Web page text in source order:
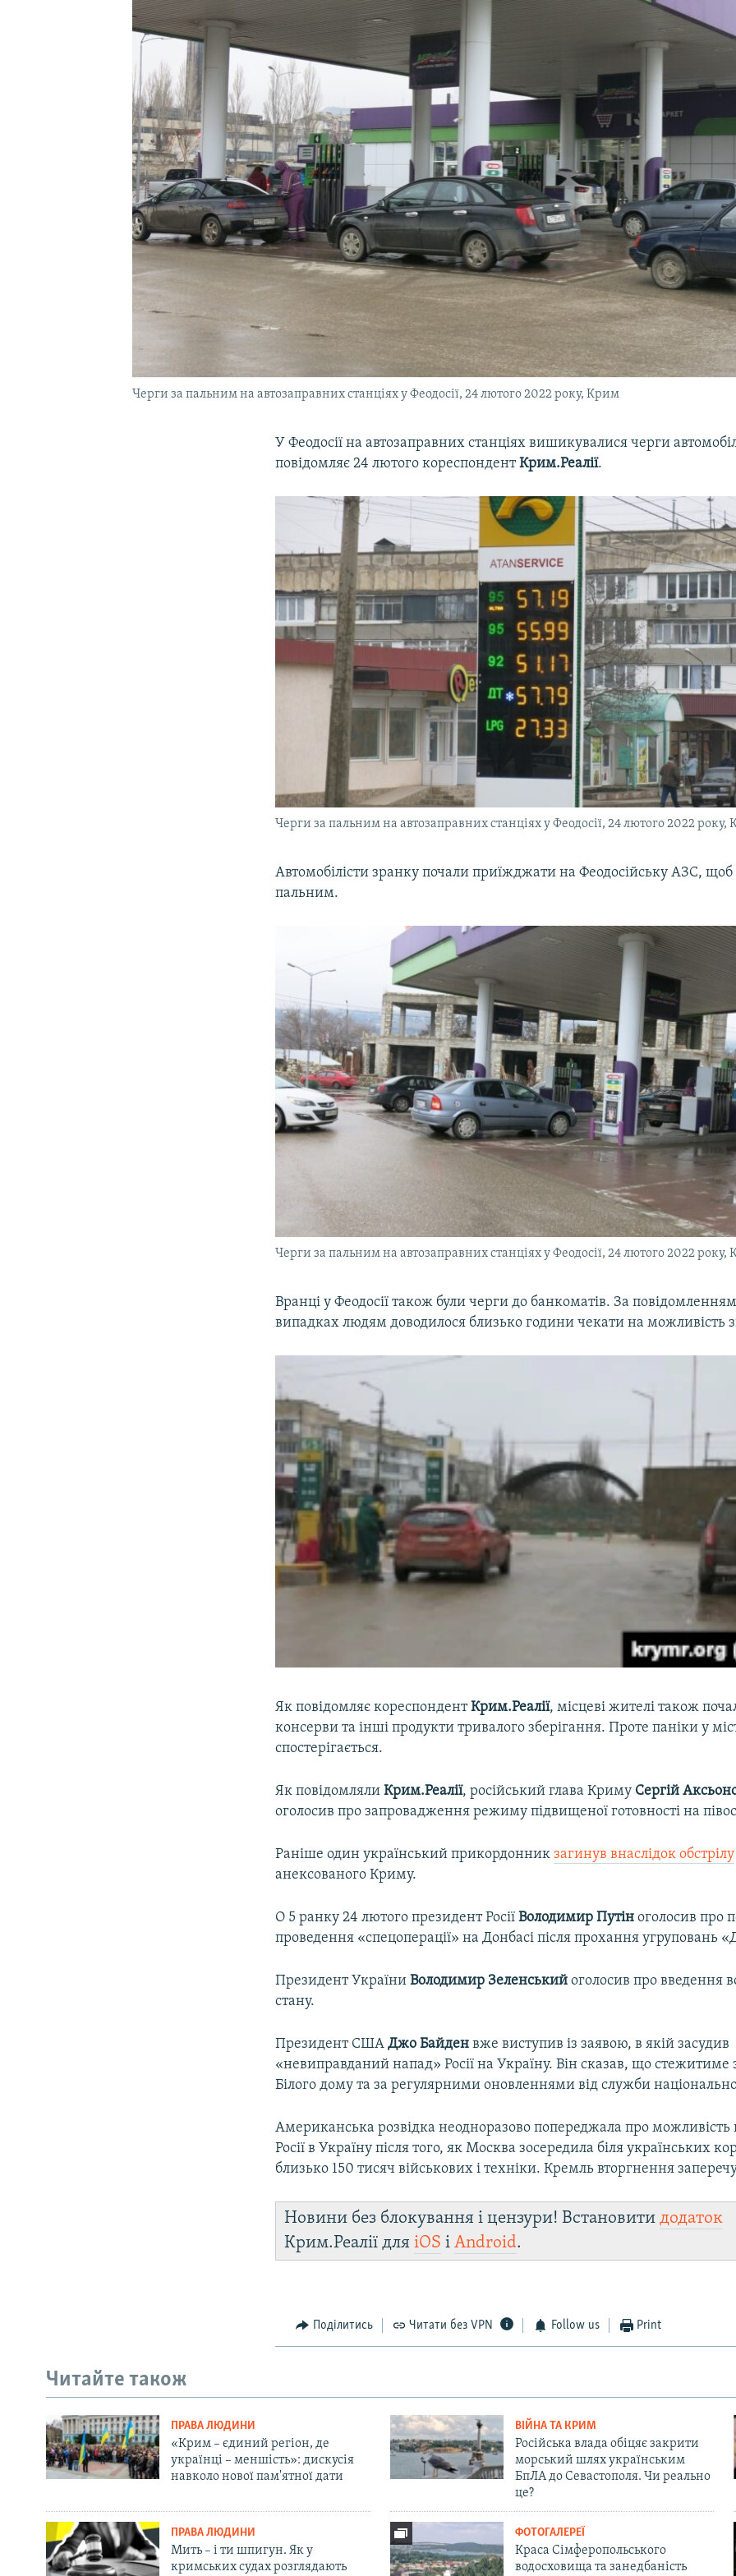
УКРАЇНСЬКА ПРОБЛЕМА КРИМУ
Черги за пальним на автозаправних станціях у Феодосії, 24 лютого 2022 року, Крим
У Феодосії на автозаправних станціях вишикувалися черги
повідомляє 24 лютого кореспондентКрим.Реалії.
Черги за пальним на автозаправних станціях у Феодосії, 24 лютого 2022 року,
Автомобілісти зранку почали приїжджати на Феодосійську АЗС, щоб
пальним.
Черги за пальним на автозаправних станціях у Феодосії, 24 лютого 2022 року,
Вранці у Феодосії також були черги до банкоматів. За
випадках людям доводилося близько години чекати на можливість
Як повідомляє кореспондентКрим.Реалії, місцеві жителі також
консерви та інші продукти тривалого зберігання. Проте паніки у
спостерігається.
Як повідомлялиКрим.Реалії, російський глава Криму Сергій
оголосив про запровадження режиму підвищеної готовності на
Раніше один український прикордонникзагинув внаслідок обстрілу
анексованого Криму.
О 5 ранку 24 лютого президент РосіїВолодимир Путін оголосив про
проведення «спецоперації» на Донбасі після прохання угруповань
Президент УкраїниВолодимир Зеленський оголосив про введення
стану.
Президент СШАДжо Байден вже виступив із заявою, в якій засудив
«невиправданий напад» Росії на Україну. Він сказав, що стежитиме
Білого дому та за регулярними оновленнями від служби
Американська розвідка неодноразово попереджала про можливість
Росії в Україну після того, як Москва зосередила біля українських
близько 150 тисяч військових і техніки. Кремль вторгнення
Новини без блокування і цензури! Встановитидодаток
Крим.Реалії дляiOS іAndroid.
Поділитись Читати без VPN Follow us Print
Читайте також
ПРАВА ЛЮДИНИ
«Крим – єдиний регіон, де
українці – меншість»: дискусія
навколо нової пам'ятної дати
ВІЙНА ТА КРИМ
Російська влада обіцяє закрити
морський шлях українським
БпЛА до Севастополя. Чи реально
це?
ПРАВА ЛЮДИНИ
Мить – і ти шпигун. Як у
кримських судах розглядають
ФОТОГАЛЕРЕЇ
Краса Сімферопольського
водосховища та занедбаність